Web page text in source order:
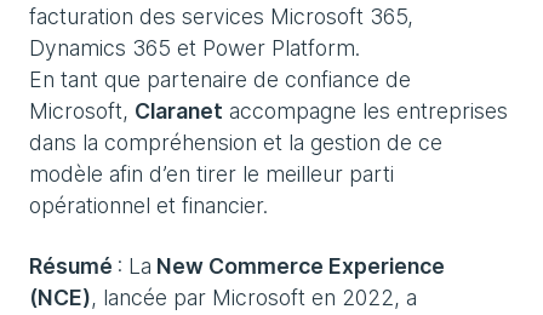
facturation des services Microsoft 365,
Dynamics 365 et Power Platform.
En tant que partenaire de confiance de
Microsoft, Claranet accompagne les entreprises
dans la compréhension et la gestion de ce
modèle afin d’en tirer le meilleur parti
opérationnel et financier.
Résumé : La New Commerce Experience
(NCE), lancée par Microsoft en 2022, a